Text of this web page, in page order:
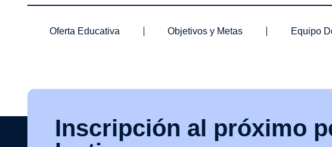
Oferta Educativa Objetivos y Metas Equipo
Inscripción al próximo